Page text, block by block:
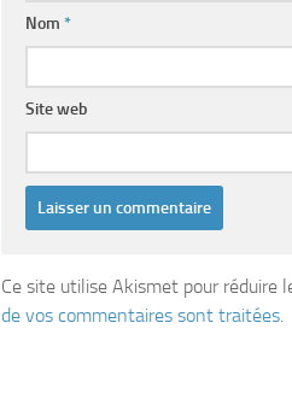
Nom *
Site web
Ce site utilise Akismet pour réduire
de vos commentaires sont traitées.